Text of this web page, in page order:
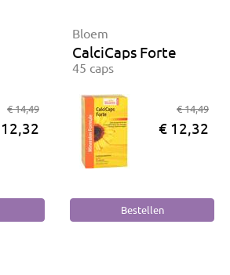
€ 14,49
Bloem
CalciCaps Forte
45 caps
€ 14,49
€ 12,32